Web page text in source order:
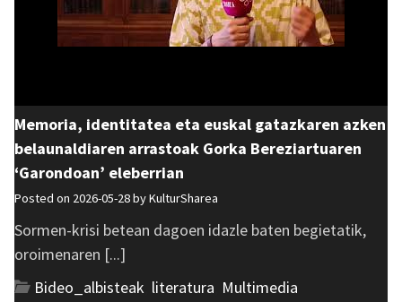
Memoria, identitatea eta euskal gatazkaren azken
belaunaldiaren arrastoak Gorka Bereziartuaren
‘Garondoan’ eleberrian
Posted on 2026-05-28 byKulturSharea
Sormen-krisi betean dagoen idazle baten begietatik,
oroimenaren [...]
Bideo_albisteak literatura Multimedia